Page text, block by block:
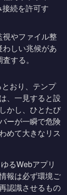
続を許可す
視やファイル整
しい兆候があ
する。
おり、テンプ
、一見すると設
かし、ひとたび
ーが一瞬で危険
めて大きなリス
るWebアプリ
報は必ず環境ご
認識させるもの